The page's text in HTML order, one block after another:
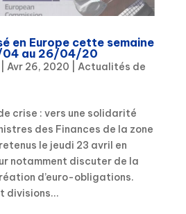
en Europe cette semaine
04 au 26/04/20
Avr 26, 2020
Actualités de
crise : vers une solidarité
des Finances de la zone
le jeudi 23 avril en
notamment discuter de la
d’euro-obligations.
divisions...